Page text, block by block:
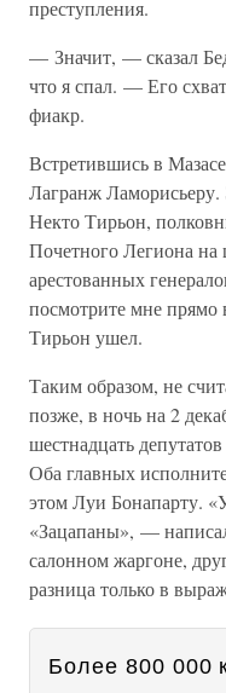
преступления.
— Значит, — сказал
что я спал. — Его
фиакр.
Встретившись в
Лагранж
Некто Тирьон,
Почетного Легиона
арестованных
посмотрите мне прямо
Тирьон ушел.
Таким образом, не
позже, в ночь на 2
шестнадцать
Оба главных
этом Луи Бонапарту.
«Зацапаны», —
салонном жаргоне,
разница только в
Более 800 000